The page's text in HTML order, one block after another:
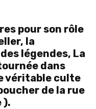
pour son rôle
la
légendes, La
dans
véritable culte
de la rue
).